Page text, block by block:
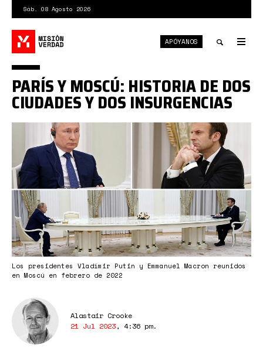
contenido
principal
Sáb. 08 Agosto 2026
search
APÓYANOS
macron.jpg
Los presidentes Vladímir Putin y Emmanuel Macron reunidos
en Moscú en febrero de 2022
PARÍS Y MOSCÚ: HISTORIA DE DOS
CIUDADES Y DOS INSURGENCIAS
Alastair Crooke
21 Jul 2023, 4:36 pm.